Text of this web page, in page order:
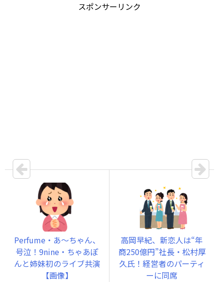
スポンサーリンク
Perfume・あ～ちゃん、
号泣！9nine・ちゃあぽ
んと姉妹初のライブ共演
【画像】
高岡早紀、新恋人は“年
商250億円”社長・松村厚
久氏！経営者のパーティ
ーに同席